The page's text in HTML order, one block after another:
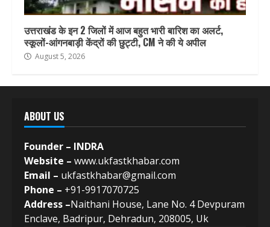
उत्तराखंड के इन 2 जिलों में आज बहुत भारी बारिश का अलर्ट,
स्कूलों-आंगनबाड़ी केंद्रों की छुट्टी, CM ने की ये अपील
August 5, 2026
ABOUT US
Founder – INDRA
Website – www.ukfastkhabar.com
Email – ukfastkhabar@gmail.com
Phone – +91-9917070725
Address –Naithani House, Lane No. 4 Devpuram
Enclave, Badripur, Dehradun, 208005, Uk